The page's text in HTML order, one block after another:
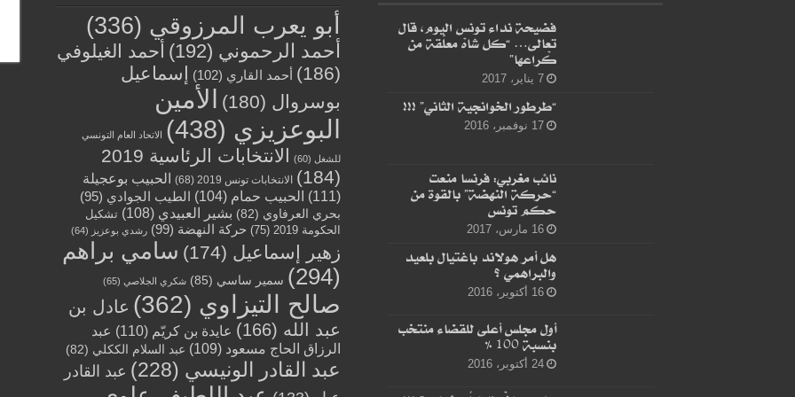
فضيحة نداء تونس اليوم، قال
تعالى… “كل شاهْ معلّقة من
كْراعها”
7 يناير، 2017
“طرطور الخوانجية الثاني” !!!
17 نوفمبر، 2016
نائب مغربي: فرنسا منعت
“حركة النهضة” بالقوة من
حكم تونس
16 مارس، 2017
هل أمر هولاند باغتيال بلعيد
والبراهمي ؟
16 أكتوبر، 2016
أول مجلس أعلى للقضاء منتخب
بنسبة 100 %
24 أكتوبر، 2016
أبو يعرب المرزوقي (336)
أحمد الرحموني (192)
أحمد الغيلوفي
(186)
أحمد القاري (102)
إسماعيل
بوسروال (180)
الأمين
البوعزيزي (438) الاتحاد العام التونسي
للشغل (60)
الانتخابات الرئاسية 2019
(184)
الانتخابات تونس 2019 (68)
الحبيب بوعجيلة
(111)
الحبيب حمام (104) الطيب الجوادي (95)
بحري العرفاوي (82) بشير العبيدي (108)
تشكيل
الحكومة 2019
(75) حركة النهضة (99) رشدي بوعزيز (64)
زهير إسماعيل (174)
سامي براهم
(294)
سمير ساسي (85) شكري الجلاصي(65)
صالح التيزاوي (362)
عادل بن
عبد الله (166) عايدة بن كريّم (110)
عبد
الرزاق الحاج مسعود (109) عبد السلام الككلي (82)
عبد القادر الونيسي (228)
عبد القادر